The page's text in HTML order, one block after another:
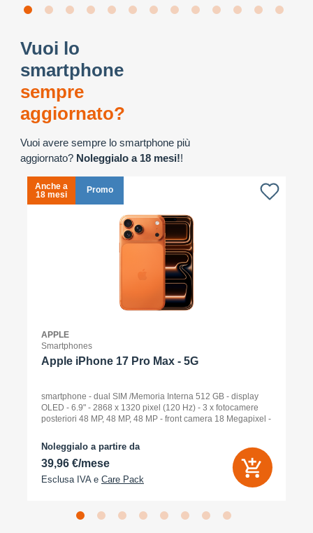
Vuoi lo
smartphone
sempre
aggiornato?
Vuoi avere sempre lo smartphone più
aggiornato? Noleggialo a 18 mesi!!
Anche a
18 mesi
Promo
APPLE
Smartphones
Apple iPhone 17 Pro Max - 5G
smartphone - dual SIM /Memoria Interna 512 GB - display
OLED - 6.9" - 2868 x 1320 pixel (120 Hz) - 3 x fotocamere
posteriori 48 MP, 48 MP, 48 MP - front camera 18 Megapixel -
Noleggialo a partire da
39,96 €/mese
Esclusa IVA e Care Pack